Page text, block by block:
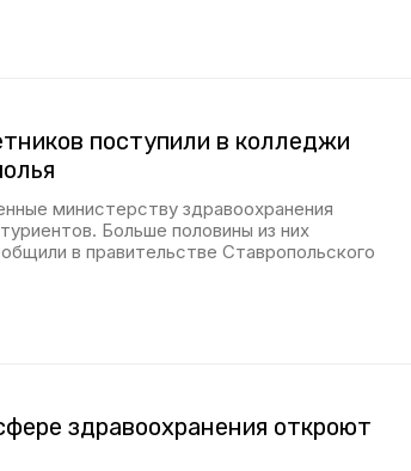
поступили в колледжи
министерству здравоохранения
Больше половины из них
в правительстве Ставропольского
здравоохранения откроют